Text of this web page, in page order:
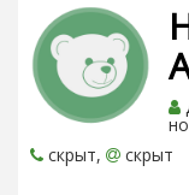
скрыт,
скрыт